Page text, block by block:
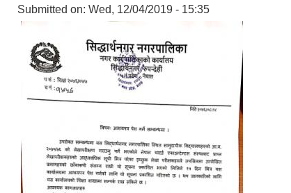
Submitted on: Wed, 12/04/2019 - 15:35